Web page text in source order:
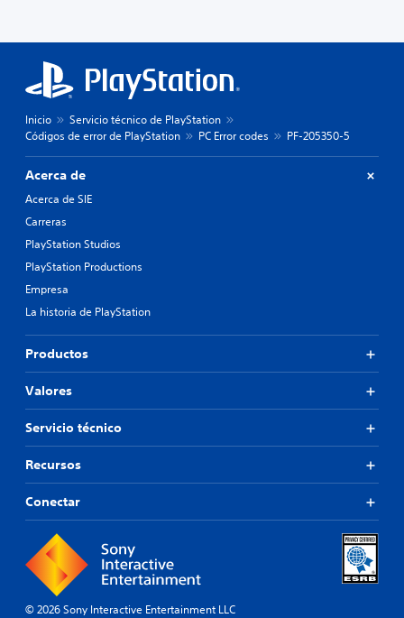
Inicio
Servicio técnico de PlayStation
Códigos de error de PlayStation
PC Error codes PF-205350-5
Acerca de
Acerca de SIE
Carreras
PlayStation Studios
PlayStation Productions
Empresa
La historia de PlayStation
Productos
Valores
Servicio técnico
Recursos
Conectar
© 2026 Sony Interactive Entertainment LLC